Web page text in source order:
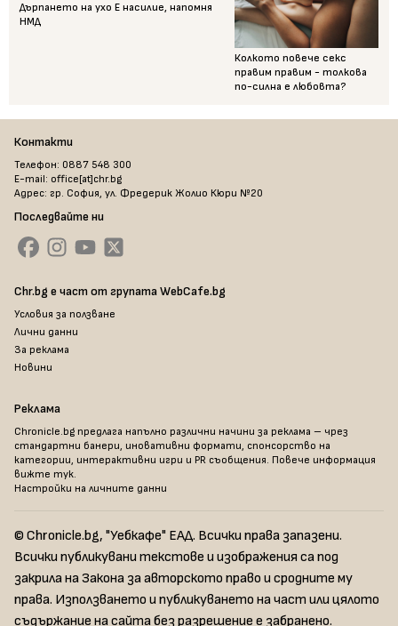
Дърпането на ухо Е насилие, напомня
НМД
Колкото повече секс
правим правим - толкова
по-силна е любовта?
Контакти
Телефон: 0887 548 300
E-mail: office[at]chr.bg
Адрес: гр. София, ул. Фредерик Жолио Кюри №20
Последвайте ни
Chr.bg е част от групата WebCafe.bg
Условия за ползване
Лични данни
За реклама
Новини
Реклама
Chronicle.bg предлага напълно различни начини за реклама – чрез
стандартни банери, иновативни формати, спонсорство на
категории, интерактивни игри и PR съобщения. Повече информация
вижте тук.
Настройки на личните данни
© Chronicle.bg, "Уебкафе" ЕАД. Всички права запазени.
Всички публикувани текстове и изображения са под
закрила на Закона за авторското право и сродните му
права. Използването и публикуването на част или цялото
съдържание на сайта без разрешение е забранено.